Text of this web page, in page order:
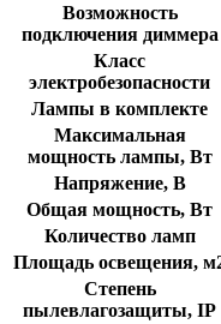
Возможность
подключения диммера
Класс
электробезопасности
Лампы в комплекте
Максимальная
мощность лампы, Вт
Напряжение, В
Общая мощность, Вт
Количество ламп
Площадь освещения,
Степень
пылевлагозащиты, IP